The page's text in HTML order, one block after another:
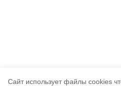
Cайт использует файлы cookies